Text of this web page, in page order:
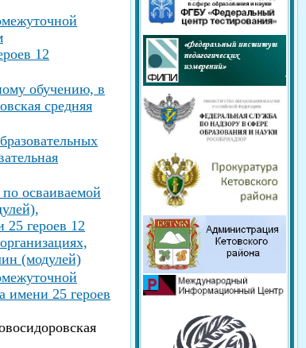
12
обучению, в
средняя
осваиваемой
героев 12
(модулей)
имени 25 героев